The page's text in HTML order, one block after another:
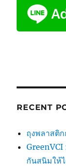
RECENT
ถุงพลาสติ
กันสนิมให้